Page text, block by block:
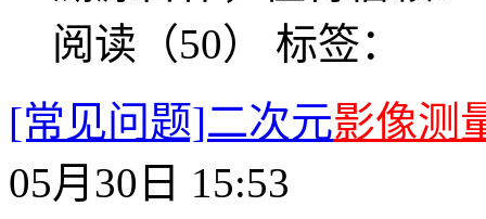
阅读（50） 标签：
[常见问题]二次元影像测
05月30日 15:53